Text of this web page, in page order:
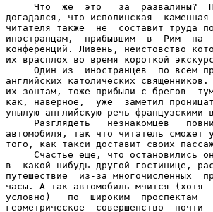
Что  же  это   за  развалины?
догадался, что исполинская
читателя также  не  составит труда
иностранцам,  прибывшим  в  Рим  на
конференций. Ливень, неистовство
их врасплох во время короткой
Один из  иностранцев  по всем
английских католических
их зонтам, тоже прибыли с брегов
как, наверное,  уже  заметил
унылую английскую речь французскими
Разглядеть   незнакомцев
автомобиля, так что читатель сможет
того, как такси доставит своих
Счастье еще, что остановились
в  какой-нибудь другой гостинице,
путешествие  из-за многочисленных
часы. А так автомобиль мчится (хотя
условно)   по  широким  проспектам
геометрическое  совершенство